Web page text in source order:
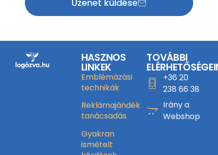
Üzenet küldése
HASZNOS
LINKEK
Emblémázási
technikák
Reklámajándék
tanácsadás
Gyakran
ismételt
TOVÁBBI
+36 20
238 66 38
Irány a
Webshop